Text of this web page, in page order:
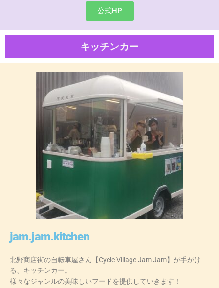
公式HP
キッチンカー
jam.jam.kitchen
北野商店街の自転車屋さん【Cycle Village Jam Jam】が手がけ
る、キッチンカー。
様々なジャンルの美味しいフードを提供していきます！